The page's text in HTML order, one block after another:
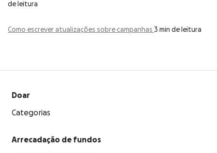
de leitura
Como escrever atualizações sobre campanhas 3 min de leitura
Doar
Categorias
Arrecadação de fundos